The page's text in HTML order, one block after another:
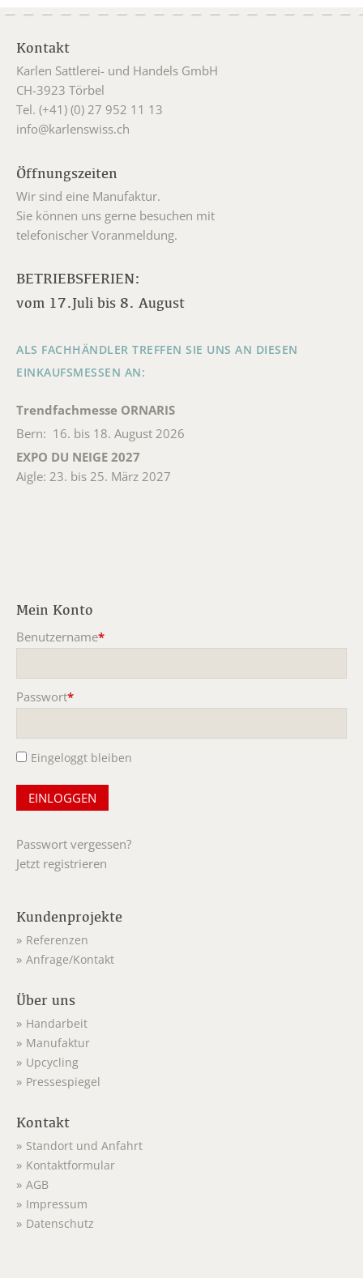
Kontakt
Karlen Sattlerei- und Handels GmbH
CH-3923 Törbel
Tel. (+41) (0) 27 952 11 13
info@karlenswiss.ch
Öffnungszeiten
Wir sind eine Manufaktur.
Sie können uns gerne besuchen mit
telefonischer Voranmeldung.
BETRIEBSFERIEN:
vom 17.Juli bis 8. August
ALS FACHHÄNDLER TREFFEN SIE UNS AN DIESEN
EINKAUFSMESSEN AN:
Trendfachmesse ORNARIS
Bern: 16. bis 18. August 2026
EXPO DU NEIGE 2027
Aigle: 23. bis 25. März 2027
Mein Konto
Benutzername*
Passwort*
Eingeloggt bleiben
Passwort vergessen?
Jetzt registrieren
Kundenprojekte
Referenzen
Anfrage/Kontakt
Über uns
Handarbeit
Manufaktur
Upcycling
Pressespiegel
Kontakt
Standort und Anfahrt
Kontaktformular
AGB
Impressum
Datenschutz